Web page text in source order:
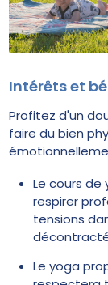
Intérêts et
Profitez d'un
faire du bien
Le cours
respirer
tensions
Le yoga